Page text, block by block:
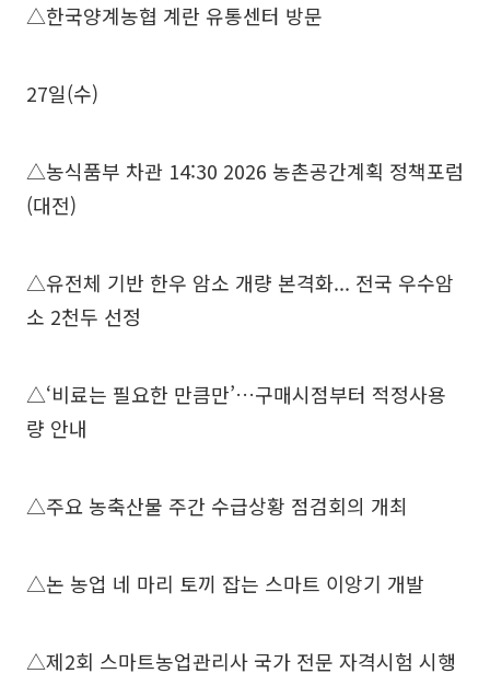
△한국양계농협 계란 유통센터 방문
27일(수)
△농식품부 차관 14:30 2026 농촌공간계획 정책포럼
(대전)
△유전체 기반 한우 암소 개량 본격화... 전국 우수암
소 2천두 선정
△‘비료는 필요한 만큼만’…구매시점부터 적정사용
량 안내
△주요 농축산물 주간 수급상황 점검회의 개최
△논 농업 네 마리 토끼 잡는 스마트 이앙기 개발
△제2회 스마트농업관리사 국가 전문 자격시험 시행